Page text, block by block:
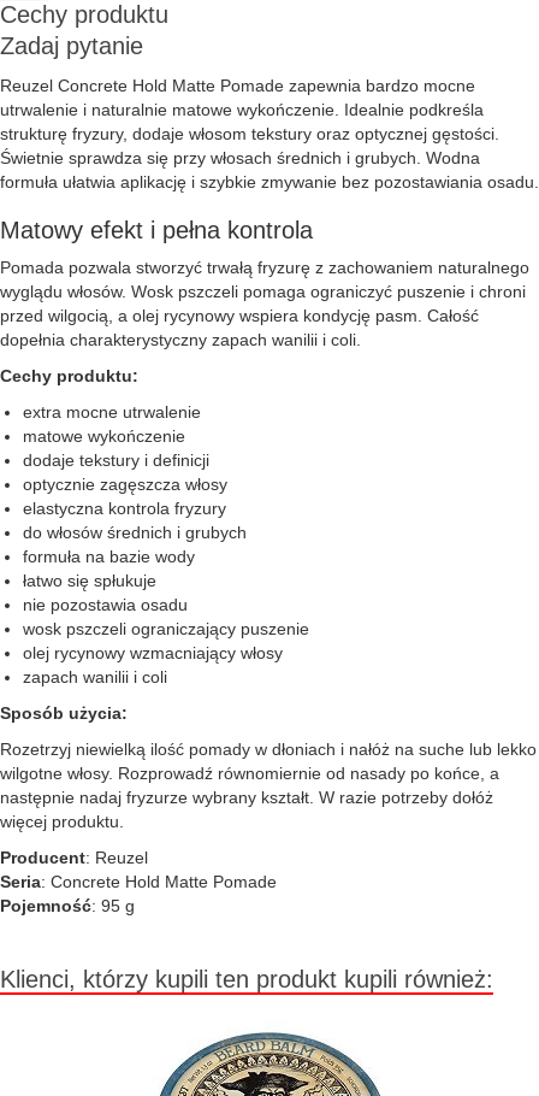
Cechy produktu
Zadaj pytanie
Reuzel Concrete Hold Matte Pomade zapewnia bardzo mocne
utrwalenie i naturalnie matowe wykończenie. Idealnie podkreśla
strukturę fryzury, dodaje włosom tekstury oraz optycznej gęstości.
Świetnie sprawdza się przy włosach średnich i grubych. Wodna
formuła ułatwia aplikację i szybkie zmywanie bez pozostawiania osadu.
Matowy efekt i pełna kontrola
Pomada pozwala stworzyć trwałą fryzurę z zachowaniem naturalnego
wyglądu włosów. Wosk pszczeli pomaga ograniczyć puszenie i chroni
przed wilgocią, a olej rycynowy wspiera kondycję pasm. Całość
dopełnia charakterystyczny zapach wanilii i coli.
Cechy produktu:
extra mocne utrwalenie
matowe wykończenie
dodaje tekstury i definicji
optycznie zagęszcza włosy
elastyczna kontrola fryzury
do włosów średnich i grubych
formuła na bazie wody
łatwo się spłukuje
nie pozostawia osadu
wosk pszczeli ograniczający puszenie
olej rycynowy wzmacniający włosy
zapach wanilii i coli
Sposób użycia:
Rozetrzyj niewielką ilość pomady w dłoniach i nałóż na suche lub lekko
wilgotne włosy. Rozprowadź równomiernie od nasady po końce, a
następnie nadaj fryzurze wybrany kształt. W razie potrzeby dołóż
więcej produktu.
Producent: Reuzel
Seria: Concrete Hold Matte Pomade
Pojemność: 95 g
Klienci, którzy kupili ten produkt kupili również: